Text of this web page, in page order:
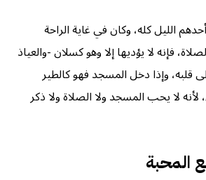
الليل كله، وكان في غاية الراحة
فإنه لا يؤديها إلا وهو كسلان -والعياذ
قلبه، وإذا دخل المسجد فهو كالطير
لا يحب المسجد ولا الصلاة ولا ذكر
المحبة